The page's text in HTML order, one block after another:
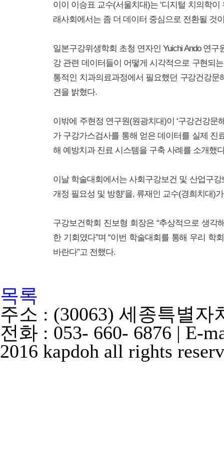
이이 이승표 교수(서울치대)는 ‘디지털 치의학
래사회에서는 좀 더 데이터 중심으로 전환될 것
일본구강위생학회 초청 연자인 Yuichi Ando 연
강 관련 데이터들이 어떻게 시각적으로 구현되
통적인 치과의료과정에서 필요했던 구강건강
견을 밝혔다.
이밖에 주현정 연구원(원광치대)이 ‘구강건강
가 구강가스검사를 통해 얻은 데이터를 실제 진
해 예방치과 진료 시스템을 구축 사례를 소개했
이날 학술대회에서는 사회구강보건 및 산업구
개정 필요성 및 방향’을, 류재인 교수(경희치대)
구강보건학회 진보형 회장은 “추상적으로 생
한 기회였다”며 “이번 학술대회를 통해 우리 학
바란다”고 전했다.
목록
주소 : (30063) 세종특별자
전화 : 053- 660- 6876 | E-
2016 kapdoh all rights